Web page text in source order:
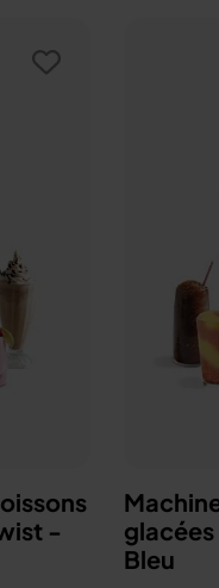
-
glacées
Bleu